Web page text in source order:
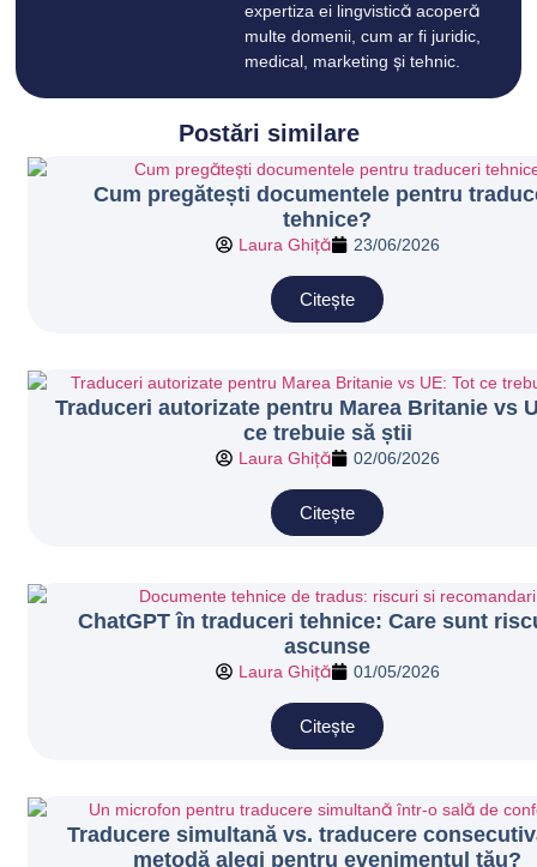
expertiza ei lingvistică acoperă
multe domenii, cum ar fi juridic,
medical, marketing și tehnic.
Postări similare
Cum pregătești documentele pentru
tehnice?
Laura Ghiță 23/06/2026
Citește
Traduceri autorizate pentru Marea Britanie vs
ce trebuie să știi
Laura Ghiță 02/06/2026
Citește
ChatGPT în traduceri tehnice: Care sunt
ascunse
Laura Ghiță 01/05/2026
Citește
Traducere simultană vs. traducere
metodă alegi pentru evenimentul tău?